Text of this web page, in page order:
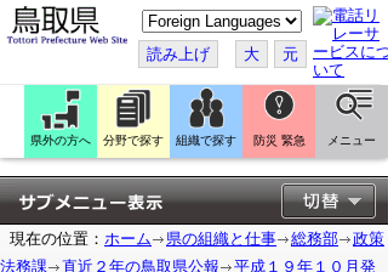
こ
の
ペ
ー
ジ
翻
訳
す
る
読み上げ 大 元
県外の方へ 分野で探す 組織で探す 防災 緊急 メニュー
現在の位置： ホーム 県の組織と仕事 総務部
政策
法務課
直近２年の鳥取県公報
平成１９年１０月発